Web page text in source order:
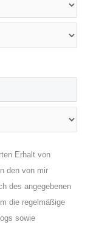
Erhalt von
den von mir
des angegebenen
die regelmäßige
sowie